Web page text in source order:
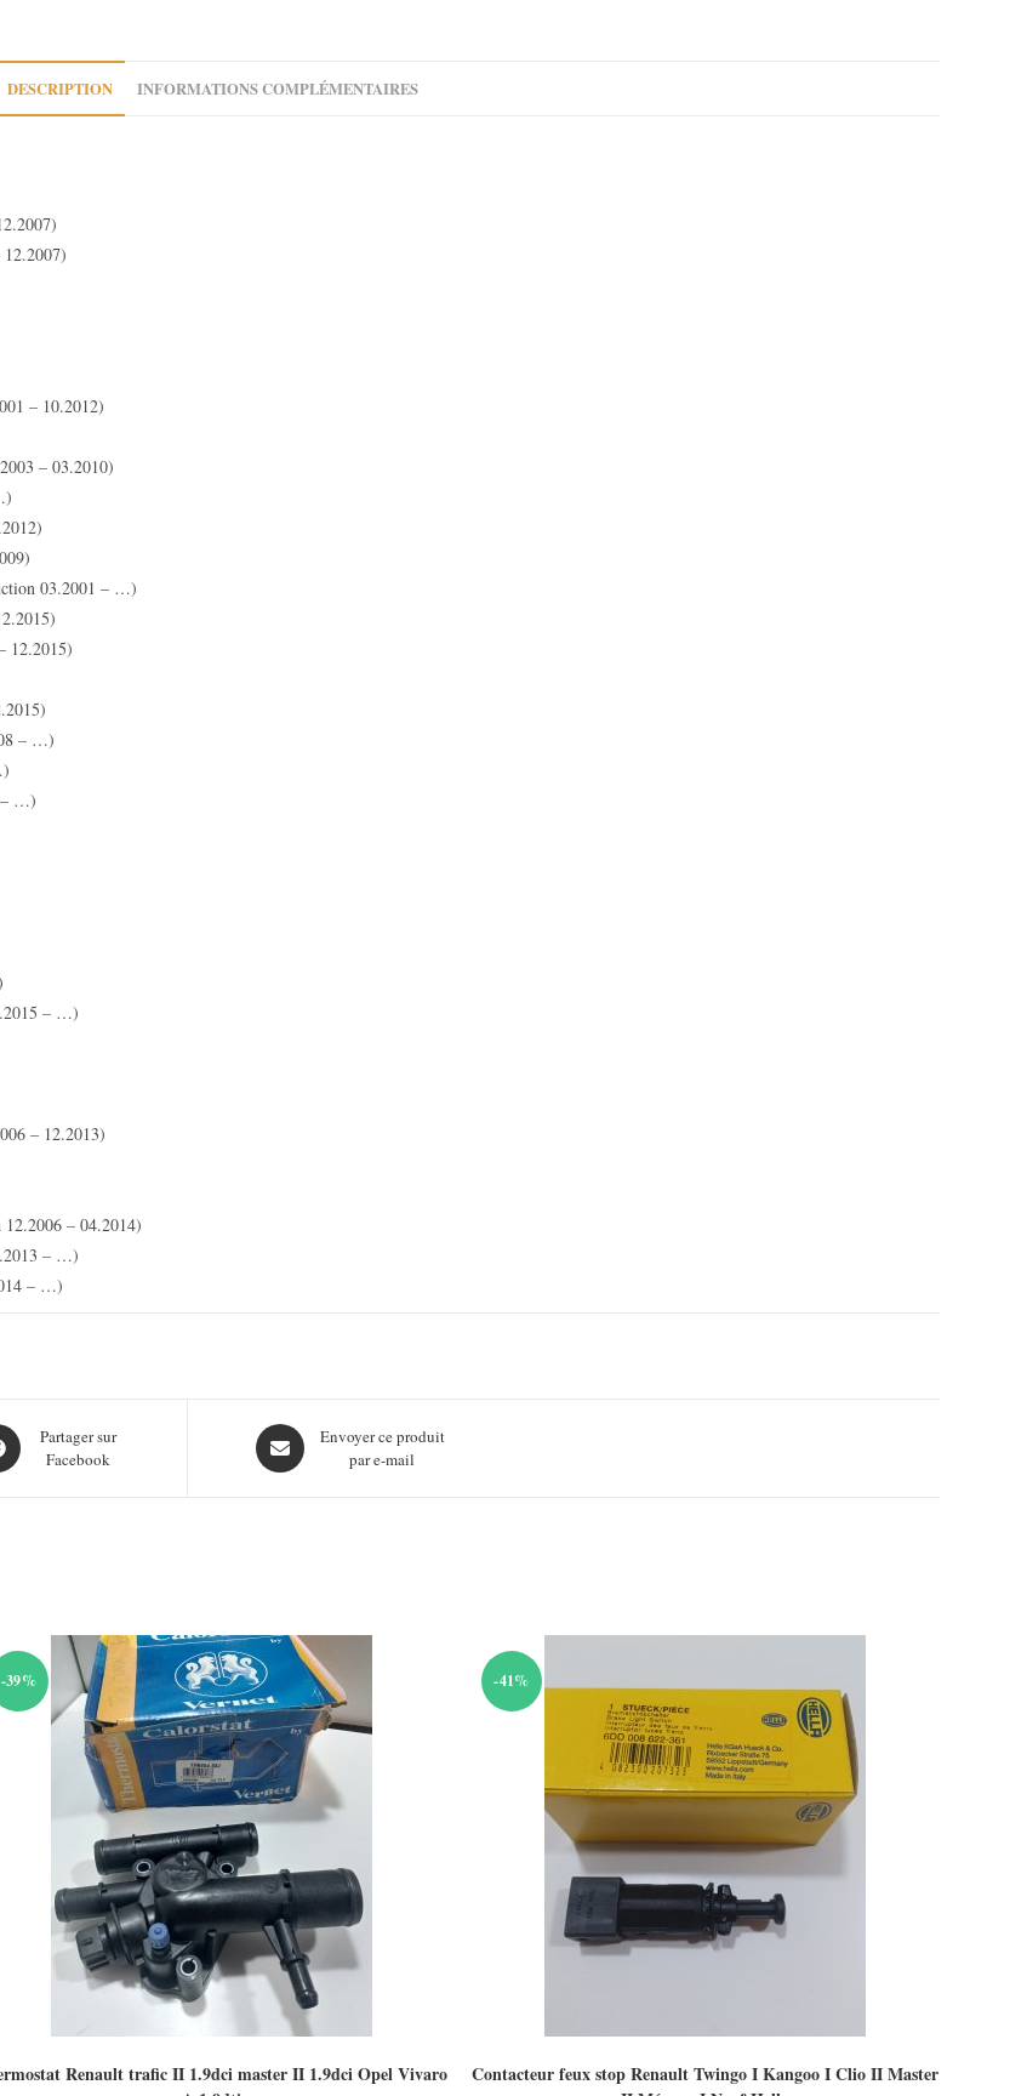
DESCRIPTION INFORMATIONS COMPLÉMENTAIRES
– 10.2012)
– 03.2010)
03.2001 – …)
12.2015)
– …)
– …)
– …)
– 12.2013)
– 04.2014)
– …)
– …)
Partager sur
Facebook
Opens
in
Envoyer ce produit
par e-mail
-39%
Renault trafic II 1.9dci master II 1.9dci Opel Vivaro
-41%
Contacteur feux stop Renault Twingo I Kangoo I Clio II Master